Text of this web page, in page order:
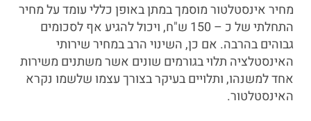
מחיר אינסטלטור מוסמך במתן באופן כללי עומד על מחיר
התחלתי של כ – 150 ש"ח, ויכול להגיע אף לסכומים
גבוהים בהרבה. אם כן, השינוי הרב במחיר שירותי
האינסטלציה תלוי בגורמים שונים אשר משתנים משירות
אחד למשנהו, ותלויים בעיקר בצורך עצמו שלשמו נקרא
האינסטלטור.